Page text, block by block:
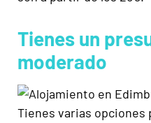
Tienes un
moderado
Tienes varias